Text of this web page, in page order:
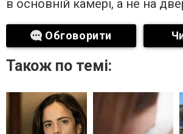
в основній камері, а не на
Обговорити
Також по темі: